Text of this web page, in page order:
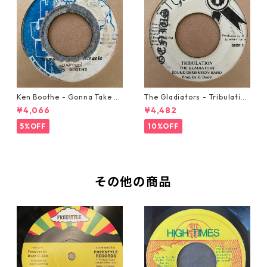
Ken Boothe - Gonna Take A
Miracle【7-21362】
¥4,066
5%OFF
The Gladiators - Tribulation
【7-21365】
¥4,482
10%OFF
その他の商品